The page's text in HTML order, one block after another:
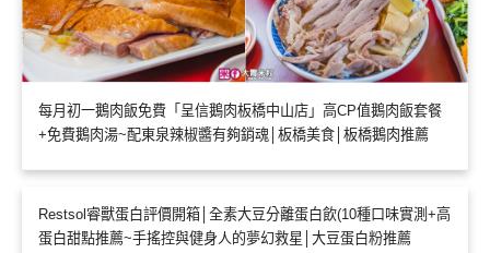
每月初一鵝肉飯免費「呈信鵝肉板橋中山店」高CP值鵝肉飯套餐
+免費鵝肉湯~配東泉辣椒醬有夠銷魂│板橋美食│板橋鵝肉推薦
Restsol睿獸蛋白評價開箱│全素大豆分離蛋白飲(10種口味實測+高
蛋白甜點推薦~手搖控與健身人的夢幻救星│大豆蛋白粉推薦